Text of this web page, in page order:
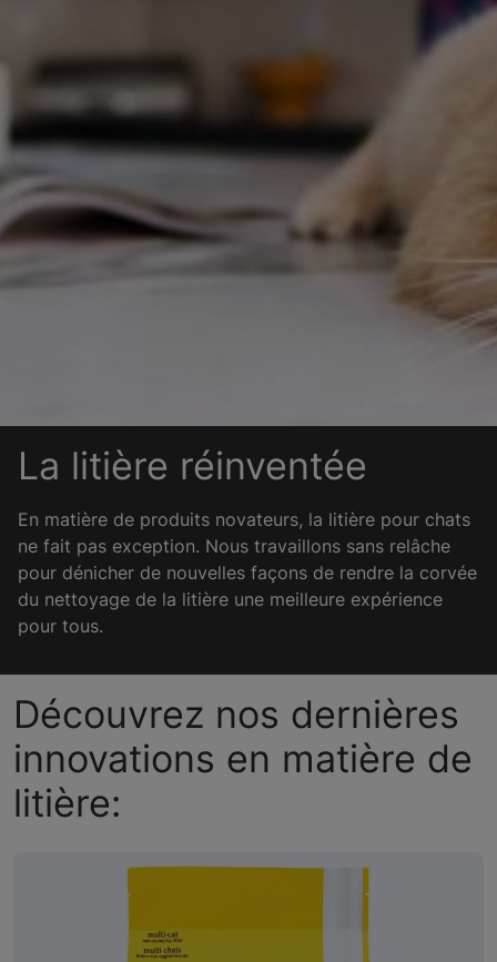
La litière réinventée
En matière de produits novateurs, la litière pour chats
ne fait pas exception. Nous travaillons sans relâche
pour dénicher de nouvelles façons de rendre la corvée
du nettoyage de la litière une meilleure expérience
pour tous.
Découvrez nos dernières
innovations en matière de
litière: